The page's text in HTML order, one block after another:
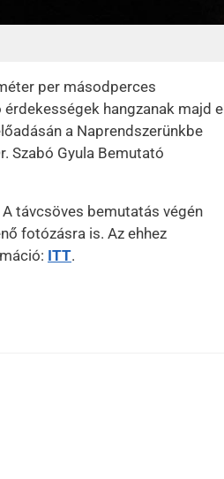
per másodperces
hangzanak majd el
a Naprendszerünkbe
Szabó Gyula Bemutató
távcsöves bemutatás végén
fotózásra is. Az ehhez
ITT.